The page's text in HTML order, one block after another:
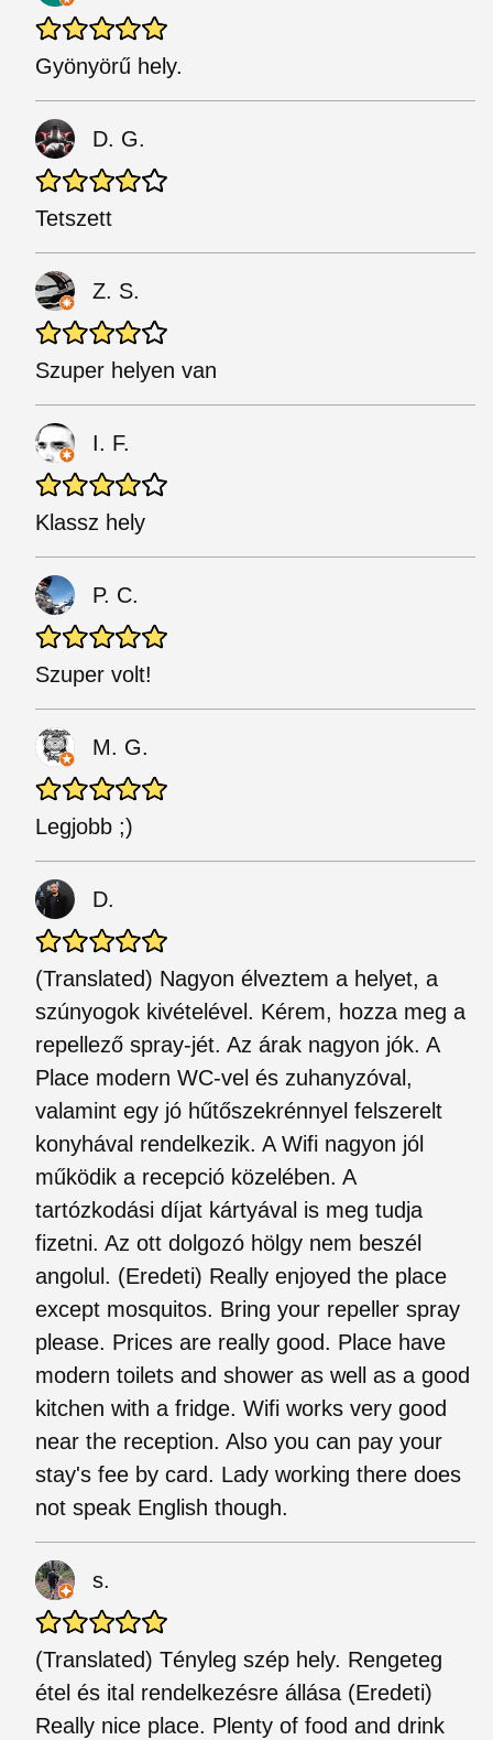
Gyönyörű hely.
D. G.
Tetszett
Z. S.
Szuper helyen van
I. F.
Klassz hely
P. C.
Szuper volt!
M. G.
Legjobb ;)
D.
(Translated) Nagyon élveztem a helyet, a
szúnyogok kivételével. Kérem, hozza meg a
repellező spray-jét. Az árak nagyon jók. A
Place modern WC-vel és zuhanyzóval,
valamint egy jó hűtőszekrénnyel felszerelt
konyhával rendelkezik. A Wifi nagyon jól
működik a recepció közelében. A
tartózkodási díjat kártyával is meg tudja
fizetni. Az ott dolgozó hölgy nem beszél
angolul. (Eredeti) Really enjoyed the place
except mosquitos. Bring your repeller spray
please. Prices are really good. Place have
modern toilets and shower as well as a good
kitchen with a fridge. Wifi works very good
near the reception. Also you can pay your
stay's fee by card. Lady working there does
not speak English though.
s.
(Translated) Tényleg szép hely. Rengeteg
étel és ital rendelkezésre állása (Eredeti)
Really nice place. Plenty of food and drink